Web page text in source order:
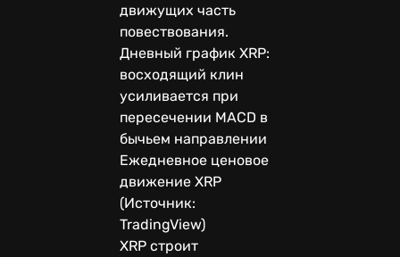
движущих часть
повествования.
Дневный график XRP:
восходящий клин
усиливается при
пересечении MACD в
бычьем направлении
Ежедневное ценовое
движение XRP
(Источник:
TradingView)
XRP строит